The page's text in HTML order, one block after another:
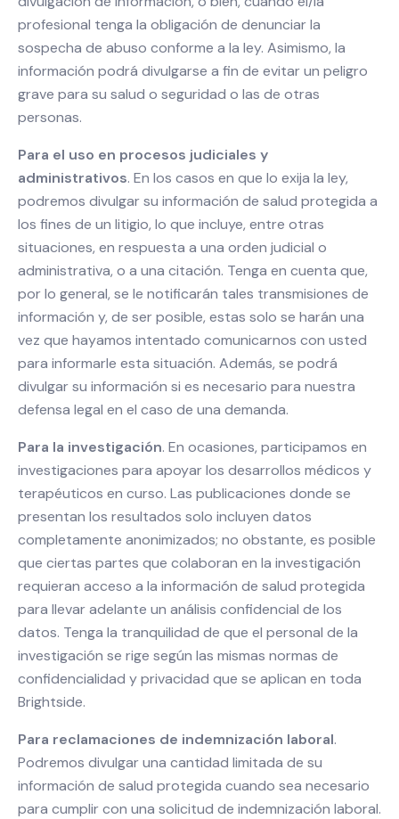
profesional tenga la obligación de denunciar la
sospecha de abuso conforme a la ley. Asimismo, la
información podrá divulgarse a fin de evitar un peligro
grave para su salud o seguridad o las de otras
personas.
Para el uso en procesos judiciales y
administrativos. En los casos en que lo exija la ley,
podremos divulgar su información de salud protegida a
los fines de un litigio, lo que incluye, entre otras
situaciones, en respuesta a una orden judicial o
administrativa, o a una citación. Tenga en cuenta que,
por lo general, se le notificarán tales transmisiones de
información y, de ser posible, estas solo se harán una
vez que hayamos intentado comunicarnos con usted
para informarle esta situación. Además, se podrá
divulgar su información si es necesario para nuestra
defensa legal en el caso de una demanda.
Para la investigación. En ocasiones, participamos en
investigaciones para apoyar los desarrollos médicos y
terapéuticos en curso. Las publicaciones donde se
presentan los resultados solo incluyen datos
completamente anonimizados; no obstante, es posible
que ciertas partes que colaboran en la investigación
requieran acceso a la información de salud protegida
para llevar adelante un análisis confidencial de los
datos. Tenga la tranquilidad de que el personal de la
investigación se rige según las mismas normas de
confidencialidad y privacidad que se aplican en toda
Brightside.
Para reclamaciones de indemnización laboral.
Podremos divulgar una cantidad limitada de su
información de salud protegida cuando sea necesario
para cumplir con una solicitud de indemnización laboral.